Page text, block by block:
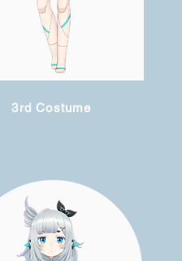
3rd Costume